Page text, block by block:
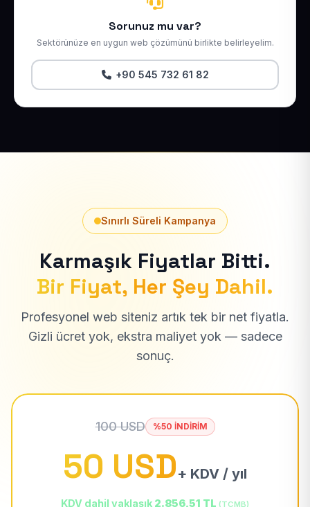
Sorunuz mu var?
Sektörünüze en uygun web çözümünü birlikte belirleyelim.
+90 545 732 61 82
Sınırlı Süreli Kampanya
Karmaşık Fiyatlar Bitti.
Bir Fiyat, Her Şey Dahil.
Profesyonel web siteniz artık tek bir net fiyatla.
Gizli ücret yok, ekstra maliyet yok — sadece
sonuç.
100 USD %50 İNDİRİM
50 USD+ KDV / yıl
KDV dahil yaklaşık 2.856,51 TL (TCMB)